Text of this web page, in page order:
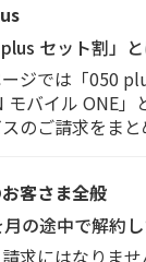
plus セット割」
ジでは「050
モバイル ONE
のご請求をま
客さま全般
月の途中で解約
求にはなりま